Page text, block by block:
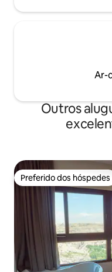
Ar-
Outros
Preferido dos hóspedes
Preferido dos hóspedes